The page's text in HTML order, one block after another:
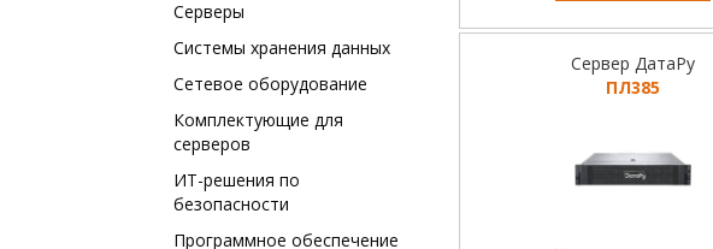
Серверы
Системы хранения данных
Сетевое оборудование
Комплектующие для
серверов
ИТ-решения по
безопасности
Программное обеспечение
Сервер ДатаРу
ПЛ385